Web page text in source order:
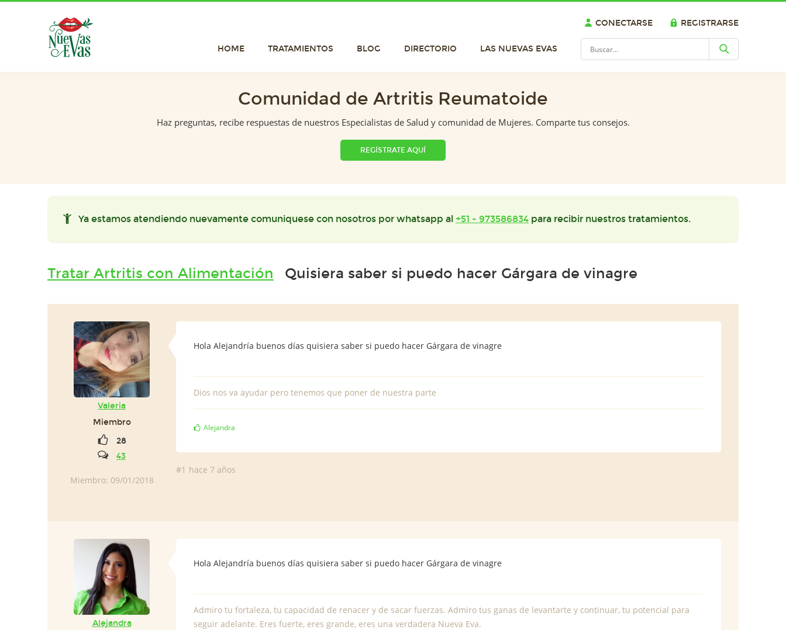
CONECTARSE REGISTRARSE
HOME TRATAMIENTOS BLOG DIRECTORIO LAS NUEVAS EVAS
Comunidad de Artritis Reumatoide
Haz preguntas, recibe respuestas de nuestros Especialistas de Salud y comunidad de Mujeres. Comparte tus consejos.
REGÍSTRATE AQUÍ
Ya estamos atendiendo nuevamente comuniquese con nosotros por whatsapp al +51 - 973586834 para recibir nuestros tratamientos.
Tratar Artritis con Alimentación Quisiera saber si puedo hacer Gárgara de vinagre
Valeria
Miembro
28
43
Miembro: 09/01/2018
Hola Alejandría buenos días quisiera saber si puedo hacer Gárgara de vinagre
Dios nos va ayudar pero tenemos que poner de nuestra parte
Alejandra
#1 hace 7 años
Alejandra
Hola Alejandría buenos días quisiera saber si puedo hacer Gárgara de vinagre
Admiro tu fortaleza, tu capacidad de renacer y de sacar fuerzas. Admiro tus ganas de levantarte y continuar, tu potencial para
seguir adelante. Eres fuerte, eres grande, eres una verdadera Nueva Eva.